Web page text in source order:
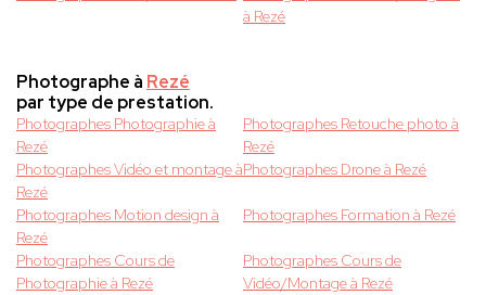
à Rezé
Photographe à Rezé
par type de prestation.
Photographes Photographie à
Rezé
Photographes Retouche photo à
Rezé
Photographes Vidéo et montage à
Rezé
Photographes Drone à Rezé
Photographes Motion design à
Rezé
Photographes Formation à Rezé
Photographes Cours de
Photographie à Rezé
Photographes Cours de
Vidéo/Montage à Rezé